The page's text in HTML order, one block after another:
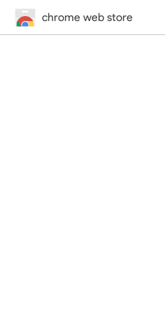
chrome web store